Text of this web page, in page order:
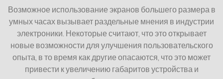
Возможное использование экранов большего размера в
умных часах вызывает раздельные мнения в индустрии
электроники. Некоторые считают, что это открывает
новые возможности для улучшения пользовательского
опыта, в то время как другие опасаются, что это может
привести к увеличению габаритов устройства и